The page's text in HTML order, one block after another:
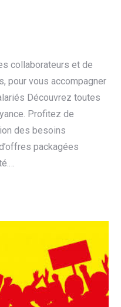
collaborateurs et de
pour vous accompagner
Découvrez toutes
Profitez de
des besoins
packagées